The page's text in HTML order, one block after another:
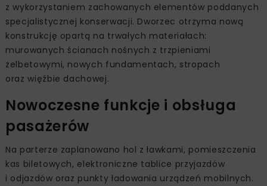
z wykorzystaniem zachowanych elementów poddanych
specjalistycznej konserwacji. Dworzec otrzyma nową
konstrukcję opartą na trwałych materiałach:
murowanych ścianach nośnych z trzpieniami
żelbetowymi, nowych fundamentach, stropach
oraz więźbie dachowej.
Nowoczesne funkcje i obsługa
pasażerów
Na parterze zaplanowano hol z ławkami, pomieszczenia
kas biletowych, elektroniczne tablice przyjazdów
i odjazdów oraz punkty ładowania urządzeń mobilnych.